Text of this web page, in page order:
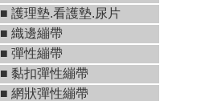
■ 護理墊.看護墊.尿片
■ 織邊繃帶
■ 彈性繃帶
■ 黏扣彈性繃帶
■ 網狀彈性繃帶